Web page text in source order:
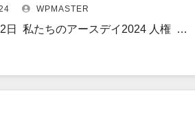
WPMASTER
日 私たちのアースデイ2024 人権 …